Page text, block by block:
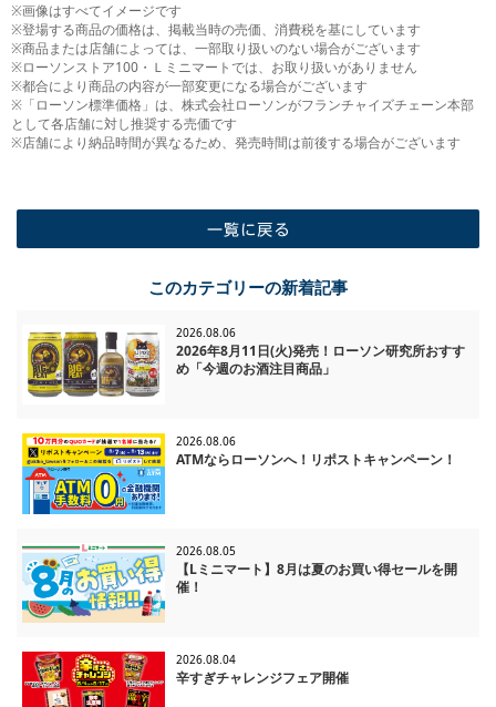
※画像はすべてイメージです
※登場する商品の価格は、掲載当時の売価、消費税を基にしています
※商品または店舗によっては、一部取り扱いのない場合がございます
※ローソンストア100・Ｌミニマートでは、お取り扱いがありません
※都合により商品の内容が一部変更になる場合がございます
※「ローソン標準価格」は、株式会社ローソンがフランチャイズチェーン本部
として各店舗に対し推奨する売価です
※店舗により納品時間が異なるため、発売時間は前後する場合がございます
このカテゴリーの新着記事
2026.08.06
2026年8月11日(火)発売！ローソン研究所おすす
め「今週のお酒注目商品」
2026.08.06
ATMならローソンへ！リポストキャンペーン！
2026.08.05
【Lミニマート】8月は夏のお買い得セールを開
催！
2026.08.04
辛すぎチャレンジフェア開催